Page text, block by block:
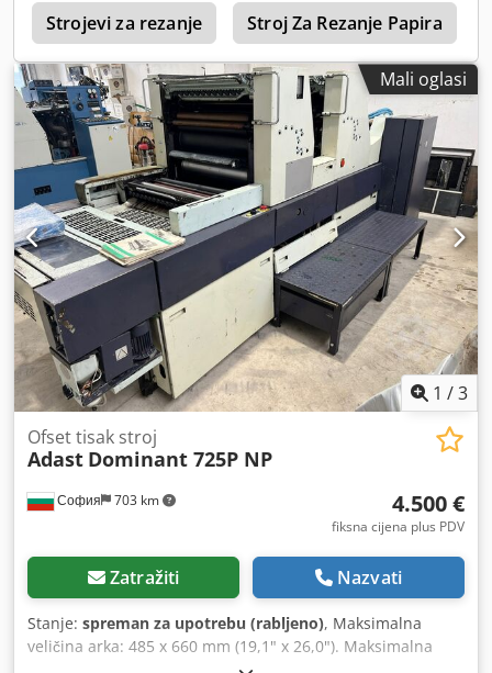
800 mm, sva dokumentacija uključena, rezervni nož
uključen. Dedpfx Ansxfu Svskjkr
Strojevi za rezanje Stroj Za Rezanje Papira
Mali oglasi
1 /3
София 703 km
Ofset tisak stroj
Adast Dominant 725P NP
4.500 €
fiksna cijena plus PDV
Zatražiti Nazvati
Stanje: spreman za upotrebu (rabljeno), Maksimalna
veličina arka: 485 x 660 mm (19,1" x 26,0"). Maksimalna